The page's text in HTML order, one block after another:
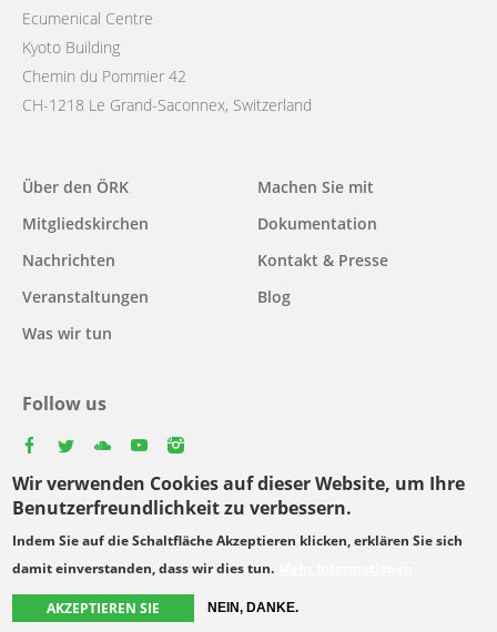
Wir verwenden Cookies auf dieser Website, um Ihre
Benutzerfreundlichkeit zu verbessern.
Indem Sie auf die Schaltfläche Akzeptieren klicken, erklären Sie sich
damit einverstanden, dass wir dies tun.
AKZEPTIEREN SIE NEIN, DANKE.
Ecumenical Centre
Kyoto Building
Chemin du Pommier 42
CH-1218 Le Grand-Saconnex, Switzerland
Main
navigation
Über den ÖRK
Mitgliedskirchen
Nachrichten
Veranstaltungen
Was wir tun
Machen Sie mit
Dokumentation
Kontakt & Presse
Blog
Follow us
Select
your
language
Footer
© Copyright WCC 2026
Bedingungen für die Nutzung
Datenschutzgrundsätze